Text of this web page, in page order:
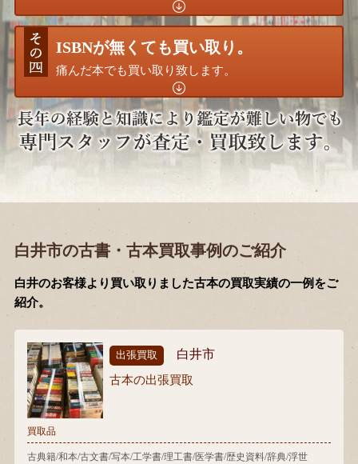
ISBNが無くても買い取り。
痛んだ本でも買い取り致します。
白井市の古書・古本買取事例のご紹介
白井のお客様より買い取りました古本の買取実績の一例をご
紹介。
出張買取 白井市
古本の出張買取
買取品
古典籍/和本/古文書/写本/工学書/理工書/医学書/歴史資料/辞典/浮世